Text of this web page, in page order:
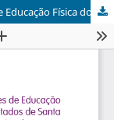
Reflexões sobre as Propostas Curriculares de Educação Física do Município de São Paulo e dos Estados de Santa Catarina e Rio de Janeiro